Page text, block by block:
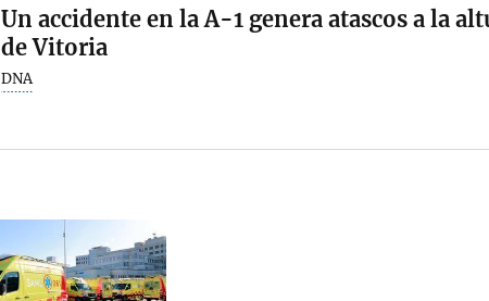
Un accidente en la A-1 genera atascos a la
de Vitoria
DNA